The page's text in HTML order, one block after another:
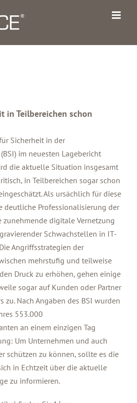
in Teilbereichen schon
Sicherheit in der
im neuesten Lagebericht
die aktuelle Situation insgesamt
in Teilbereichen sogar schon
Als ursächlich für diese
deutliche Professionalisierung der
zunehmende digitale Vernetzung
Schwachstellen in IT-
Angriffsstrategien der
mehrstufig und teilweise
Druck zu erhöhen, gehen einige
sogar auf Kunden oder Partner
zu. Nach Angaben des BSI wurden
553.000
an einem einzigen Tag
Um Unternehmen und auch
schützen zu können, sollte es die
in Echtzeit über die aktuelle
zu informieren.